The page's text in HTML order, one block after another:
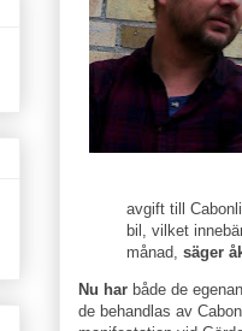
avgift till
bil, vilket
månad, säger
Nu har både de
de behandlas av